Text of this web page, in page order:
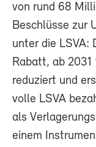
von rund 68
Beschlüsse zur
unter die LSVA:
Rabatt, ab
reduziert und
volle LSVA
als
einem